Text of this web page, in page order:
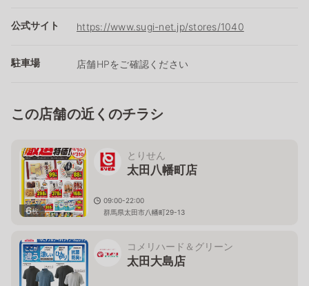
公式サイト https://www.sugi-net.jp/stores/1040
駐車場 店舗HPをご確認ください
この店舗の近くのチラシ
6枚
とりせん
太田八幡町店
09:00-22:00
群馬県太田市八幡町29-13
コメリハード＆グリーン
太田大島店